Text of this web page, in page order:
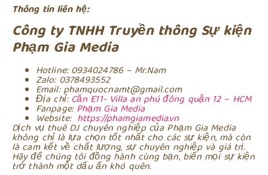
Thông tin liên hệ:
Công ty TNHH Truyền thông Sự kiện
Phạm Gia Media
Hotline: 0934024786 – Mr.Nam
Zalo: 0378493552
Email: phamquocnamt@gmail.com
Địa chỉ: Căn E11- Villa an phú đông quận 12 – HCM
Fanpage: Phạm Gia Media
Website: https://phamgiamedia.vn
Dịch vụ thuê DJ chuyên nghiệp của Phạm Gia Media
không chỉ là lựa chọn tốt nhất cho các sự kiện, mà còn
là cam kết về chất lượng, sự chuyên nghiệp và giá trị.
Hãy để chúng tôi đồng hành cùng bạn, biến mọi sự kiện
trở thành một dấu ấn khó quên.